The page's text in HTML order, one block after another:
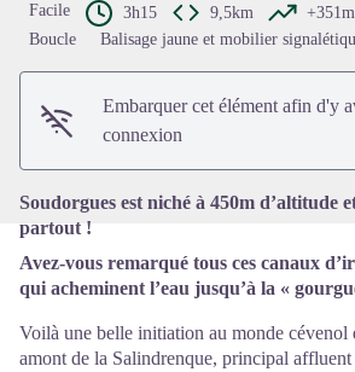
Voir
Facile 3h15 9,5km +351m
Boucle
Balisage jaune et mobilier
Embarquer cet élément afin d'y
connexion
Soudorgues est niché à 450m d’altitude
partout !
Avez-vous remarqué tous ces canaux
qui acheminent l’eau jusqu’à la «
Voilà une belle initiation au monde cévenol
amont de la Salindrenque, principal